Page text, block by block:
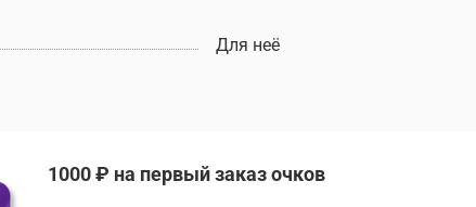
Для неё
1000 ₽ на первый заказ очков